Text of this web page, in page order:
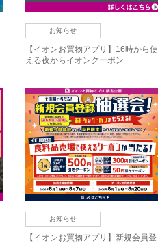
お知らせ
【イオンお買物アプリ】16時から使
える夜からイオンクーポン
お知らせ
【イオンお買物アプリ】新規会員登